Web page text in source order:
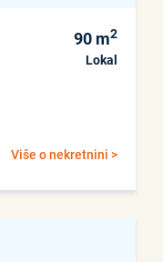
90 m2
Lokal
Više o nekretnini >